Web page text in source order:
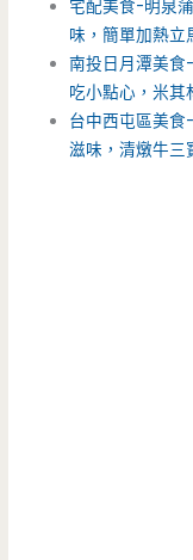
宅配美食-明泉
味，簡單加熱立
南投日月潭美
吃小點心，米其
台中西屯區美
滋味，清燉牛三